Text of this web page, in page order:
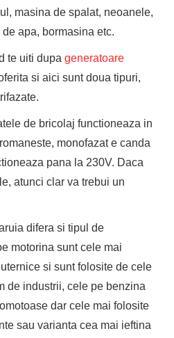
masina de spalat, neoanele,
apa, bormasina etc.
te uiti dupageneratoare
si aici sunt doua tipuri,
de bricolaj functioneaza in
monofazat e canda
pana la 230V. Daca
atunci clar va trebui un
difera si tipul de
motorina sunt cele mai
si sunt folosite de cele
de industrii, cele pe benzina
dar cele mai folosite
sau varianta cea mai ieftina